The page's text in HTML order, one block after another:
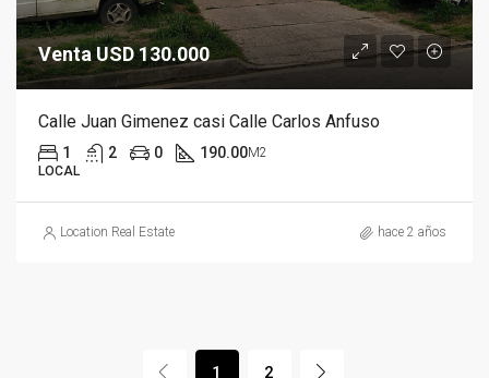
Venta USD 130.000
Calle Juan Gimenez casi Calle Carlos Anfuso
1 2 0 190.00M2
LOCAL
Location Real Estate hace 2 años
1 2